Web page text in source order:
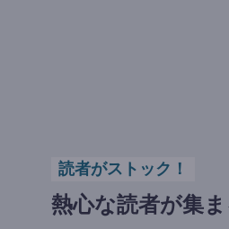
読者がストック！
熱心な読者が集ま